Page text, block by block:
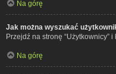
Na górę
Jak można wyszukać
Przejdź na stronę “Użytkownicy”
Na górę